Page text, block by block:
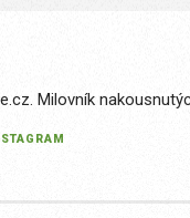
Milovník